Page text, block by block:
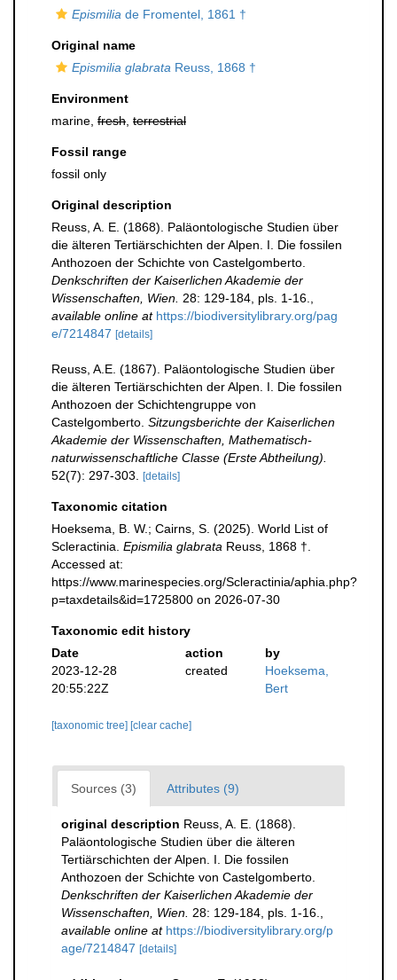
Epismilia de Fromentel, 1861 †
Original name
Epismilia glabrata Reuss, 1868 †
Environment
marine, fresh terrestrial
Fossil range
fossil only
Original description
Reuss, A. E. (1868). Paläontologische Studien über
die älteren Tertiärschichten der Alpen. I. Die fossilen
Anthozoen der Schichte von Castelgomberto.
Denkschriften der Kaiserlichen Akademie der
Wissenschaften, Wien. 28: 129-184, pls. 1-16.
available online at https://biodiversitylibrary.org/pag
e/7214847 [details]
Reuss, A.E. (1867). Paläontologische Studien über
die älteren Tertiärschichten der Alpen. I. Die fossilen
Anthozoen der Schichtengruppe von
Castelgomberto. Sitzungsberichte der Kaiserlichen
Akademie der Wissenschaften, Mathematisch-
naturwissenschaftliche Classe (Erste Abtheilung).
52(7): 297-303.
[details]
Taxonomic citation
Hoeksema, B. W.; Cairns, S. (2025). World List of
Scleractinia. Epismilia glabrata Reuss, 1868 †.
Accessed at:
https://www.marinespecies.org/Scleractinia/aphia.php?
p=taxdetails&id=1725800 on 2026-07-30
Taxonomic edit history
Date
action
by
2023-12-28
20:55:22Z
created
Hoeksema,
Bert
[taxonomic tree] [clear cache]
Sources (3) Attributes (9)
original description Reuss, A. E. (1868).
Paläontologische Studien über die älteren
Tertiärschichten der Alpen. I. Die fossilen
Anthozoen der Schichte von Castelgomberto.
Denkschriften der Kaiserlichen Akademie der
Wissenschaften, Wien. 28: 129-184, pls. 1-16.
available online at https://biodiversitylibrary.org/p
age/7214847 [details]